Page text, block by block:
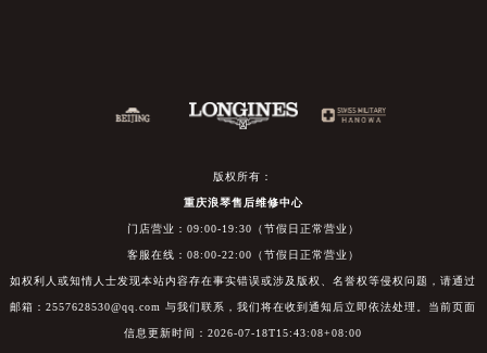
版权所有：
重庆浪琴售后维修中心
门店营业：09:00-19:30（节假日正常营业）
客服在线：08:00-22:00（节假日正常营业）
如权利人或知情人士发现本站内容存在事实错误或涉及版权、名誉权等侵权问题，请通过
邮箱：2557628530@qq.com 与我们联系，我们将在收到通知后立即依法处理。当前页面
信息更新时间：2026-07-18T15:43:08+08:00